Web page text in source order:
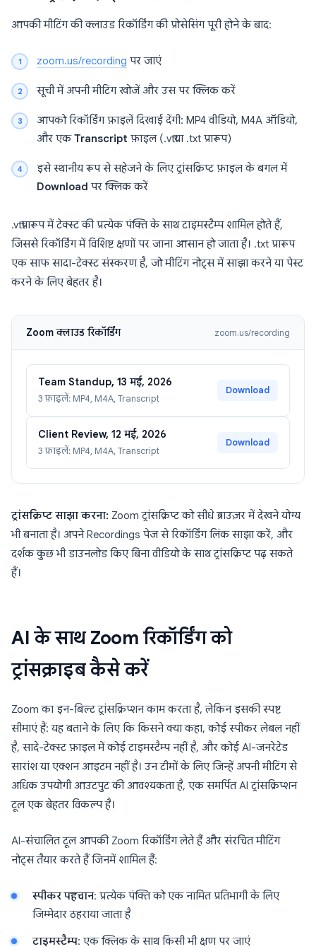
आपकी मीटिंग की क्लाउड रिकॉर्डिंग की प्रोसेसिंग पूरी होने के बाद:
zoom.us/recording पर जाएं
सूची में अपनी मीटिंग खोजें और उस पर क्लिक करें
आपको रिकॉर्डिंग फ़ाइलें दिखाई देंगी: MP4 वीडियो, M4A ऑडियो,
और एकTranscript फ़ाइल (.vtt या .txt प्रारूप)
इसे स्थानीय रूप से सहेजने के लिए ट्रांसक्रिप्ट फ़ाइल के बगल में
Download पर क्लिक करें
.vtt प्रारूप में टेक्स्ट की प्रत्येक पंक्ति के साथ टाइमस्टैम्प शामिल होते हैं,
जिससे रिकॉर्डिंग में विशिष्ट क्षणों पर जाना आसान हो जाता है। .txt प्रारूप
एक साफ सादा-टेक्स्ट संस्करण है, जो मीटिंग नोट्स में साझा करने या पेस्ट
करने के लिए बेहतर है।
Zoom क्लाउड रिकॉर्डिंग zoom.us/recording
Team Standup, 13 मई, 2026
3 फ़ाइलें: MP4, M4A, Transcript
Download
Client Review, 12 मई, 2026
3 फ़ाइलें: MP4, M4A, Transcript
Download
ट्रांसक्रिप्ट साझा करना: Zoom ट्रांसक्रिप्ट को सीधे ब्राउज़र में देखने योग्य
भी बनाता है। अपने Recordings पेज से रिकॉर्डिंग लिंक साझा करें, और
दर्शक कुछ भी डाउनलोड किए बिना वीडियो के साथ ट्रांसक्रिप्ट पढ़ सकते
हैं।
AI के साथ Zoom रिकॉर्डिंग को
ट्रांसक्राइब कैसे करें
Zoom का इन-बिल्ट ट्रांसक्रिप्शन काम करता है, लेकिन इसकी स्पष्ट
सीमाएं हैं: यह बताने के लिए कि किसने क्या कहा, कोई स्पीकर लेबल नहीं
है, सादे-टेक्स्ट फ़ाइल में कोई टाइमस्टैम्प नहीं है, और कोई AI-जनरेटेड
सारांश या एक्शन आइटम नहीं है। उन टीमों के लिए जिन्हें अपनी मीटिंग से
अधिक उपयोगी आउटपुट की आवश्यकता है, एक समर्पित AI ट्रांसक्रिप्शन
टूल एक बेहतर विकल्प है।
AI-संचालित टूल आपकी Zoom रिकॉर्डिंग लेते हैं और संरचित मीटिंग
नोट्स तैयार करते हैं जिनमें शामिल हैं:
स्पीकर पहचान: प्रत्येक पंक्ति को एक नामित प्रतिभागी के लिए
जिम्मेदार ठहराया जाता है
टाइमस्टैम्प: एक क्लिक के साथ किसी भी क्षण पर जाएं